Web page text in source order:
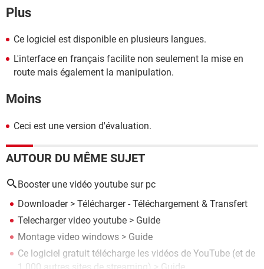
Plus
Ce logiciel est disponible en plusieurs langues.
L'interface en français facilite non seulement la mise en
route mais également la manipulation.
Moins
Ceci est une version d'évaluation.
AUTOUR DU MÊME SUJET
Booster une vidéo youtube sur pc
Downloader> Télécharger - Téléchargement & Transfert
Telecharger video youtube > Guide
Montage video windows > Guide
Ce logiciel gratuit télécharge les vidéos de YouTube (et de
1 000 autres sites de streaming) > Guide